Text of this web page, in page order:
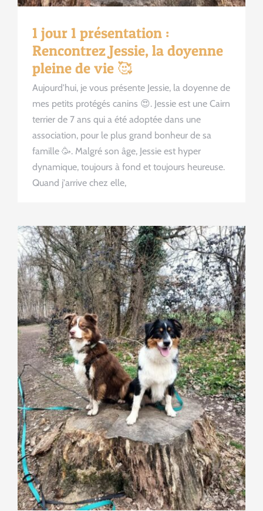
1 jour 1 présentation :
Rencontrez Jessie, la doyenne
pleine de vie 🥰
Aujourd'hui, je vous présente Jessie, la doyenne de
mes petits protégés canins 😍. Jessie est une Cairn
terrier de 7 ans qui a été adoptée dans une
association, pour le plus grand bonheur de sa
famille 🥳. Malgré son âge, Jessie est hyper
dynamique, toujours à fond et toujours heureuse.
Quand j'arrive chez elle,